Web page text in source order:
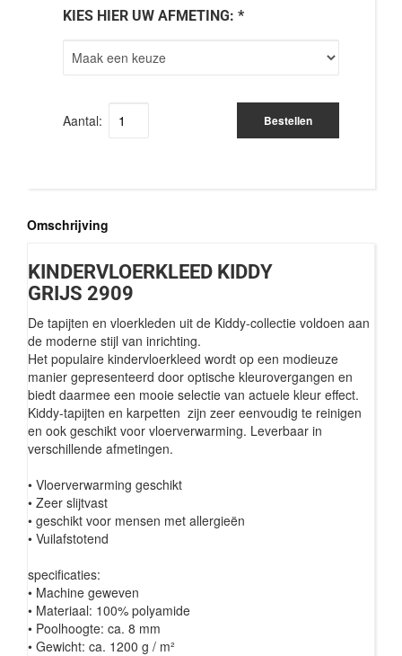
KIES HIER UW AFMETING: *
Aantal: Bestellen
Omschrijving
KINDERVLOERKLEED KIDDY
GRIJS 2909
De tapijten en vloerkleden uit de Kiddy-collectie voldoen aan
de moderne stijl van inrichting.
Het populaire kindervloerkleed wordt op een modieuze
manier gepresenteerd door optische kleurovergangen en
biedt daarmee een mooie selectie van actuele kleur effect.
Kiddy-tapijten en karpetten zijn zeer eenvoudig te reinigen
en ook geschikt voor vloerverwarming. Leverbaar in
verschillende afmetingen.
• Vloerverwarming geschikt
• Zeer slijtvast
• geschikt voor mensen met allergieën
• Vuilafstotend
specificaties:
• Machine geweven
• Materiaal: 100% polyamide
• Poolhoogte: ca. 8 mm
• Gewicht: ca. 1200 g / m²